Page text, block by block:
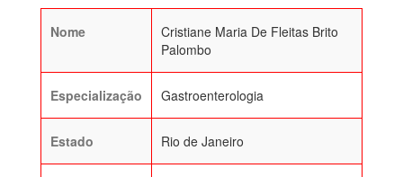
Nome
Cristiane Maria De Fleitas Brito
Palombo
Especialização Gastroenterologia
Estado Rio de Janeiro